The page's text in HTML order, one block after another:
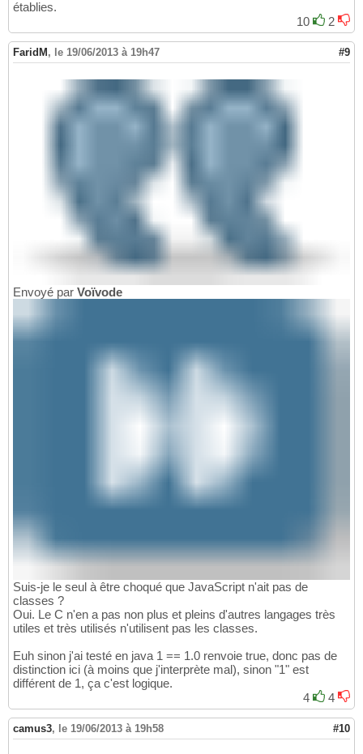
établies.
10
2
FaridM, le 19/06/2013 à 19h47 #9
Envoyé par Voïvode
Suis-je le seul à être choqué que JavaScript n'ait pas de
classes ?
Oui. Le C n'en a pas non plus et pleins d'autres langages très
utiles et très utilisés n'utilisent pas les classes.
Euh sinon j'ai testé en java 1 == 1.0 renvoie true, donc pas de
distinction ici (à moins que j'interprète mal), sinon "1" est
différent de 1, ça c'est logique.
4
4
camus3, le 19/06/2013 à 19h58 #10